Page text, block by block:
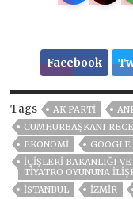
Facebook
Tags AK PARTİ
CUMHURBAŞKANI
EKONOMİ
GOOGLE
İÇIŞLERI BAKANLIĞI
TIYATRO OYUNUNA
ISTANBUL
İZMIR